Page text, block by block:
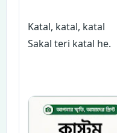
Katal, katal, katal
Sakal teri katal he.